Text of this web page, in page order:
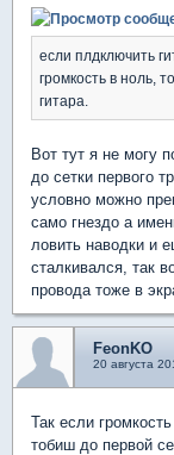
если плдключить
громкость в ноль,
гитара.
Вот тут я не могу
до сетки первого
условно можно
само гнездо а
ловить наводки и
сталкивался, так
провода тоже в
FeonKO
20 августа
Так если громкость в ноль, то оба провода посажены на землю,
тобиш до первой